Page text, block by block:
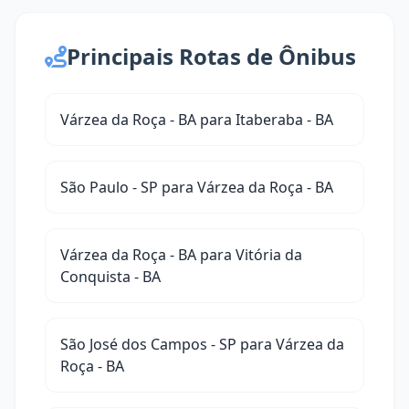
Principais Rotas de Ônibus
Várzea da Roça - BA para Itaberaba - BA
São Paulo - SP para Várzea da Roça - BA
Várzea da Roça - BA para Vitória da
Conquista - BA
São José dos Campos - SP para Várzea da
Roça - BA